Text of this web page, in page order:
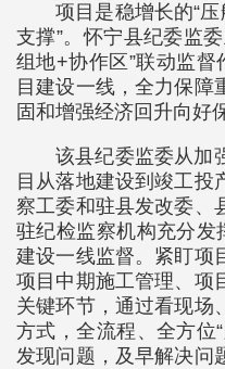
项目是稳增长的“
支撑”。怀宁县纪委监
组地+协作区”联动监督
目建设一线，全力保障
固和增强经济回升向好
该县纪委监委从加
目从落地建设到竣工投
察工委和驻县发改委、
驻纪检监察机构充分发
建设一线监督。紧盯项
项目中期施工管理、项
关键环节，通过看现场
方式，全流程、全方位
发现问题，及早解决问